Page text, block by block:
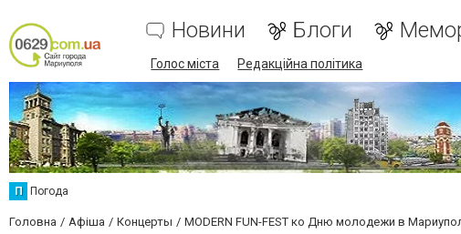
Новини Блоги
Голос міста Редакційна політика
П Погода
Головна Афіша Концерты MODERN FUN-FEST ко Дню молодежи в